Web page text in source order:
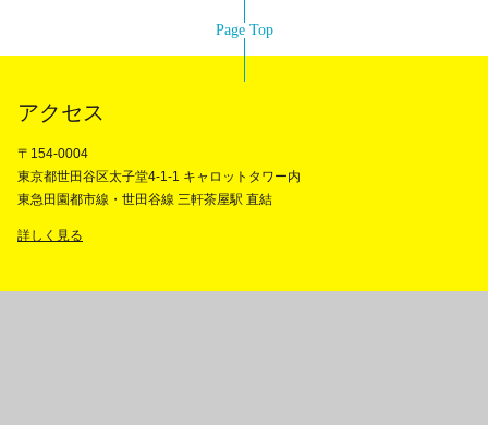
Page Top
アクセス
〒154-0004
東京都世田谷区太子堂4-1-1 キャロットタワー内
東急田園都市線・世田谷線 三軒茶屋駅 直結
詳しく見る